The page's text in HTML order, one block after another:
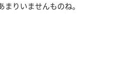
りいませんものね。